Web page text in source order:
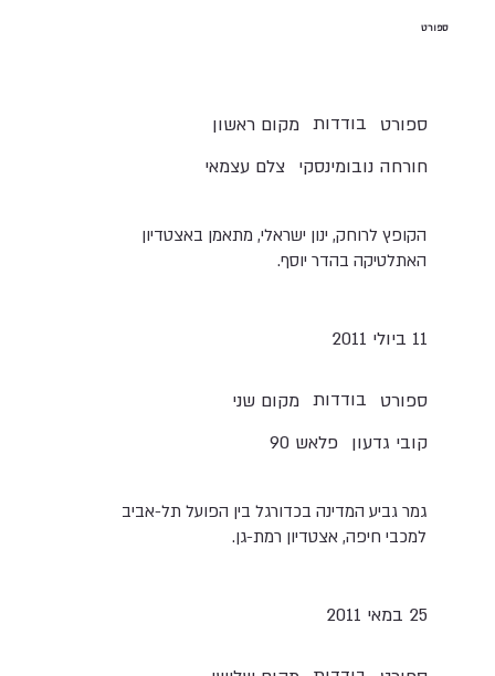
ספורט
מקום ראשון בודדות
ספורט
צלם עצמאי חורחה נובומינסקי
הקופץ לרוחק, ינון ישראלי, מתאמן באצטדיון
האתלטיקה בהדר יוסף.
11 ביולי 2011
מקום שני בודדות
ספורט
פלאש 90 קובי גדעון
גמר גביע המדינה בכדורגל בין הפועל תל-אביב
למכבי חיפה, אצטדיון רמת-גן.
25 במאי 2011